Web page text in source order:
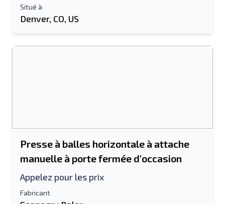
Situé à
Denver, CO, US
Presse à balles horizontale à attache
manuelle à porte fermée d'occasion
Appelez pour les prix
Fabricant